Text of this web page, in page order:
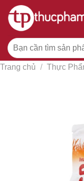
Chuyển
đến
dung
Tìm
kiếm:
Trang chủ / Thực